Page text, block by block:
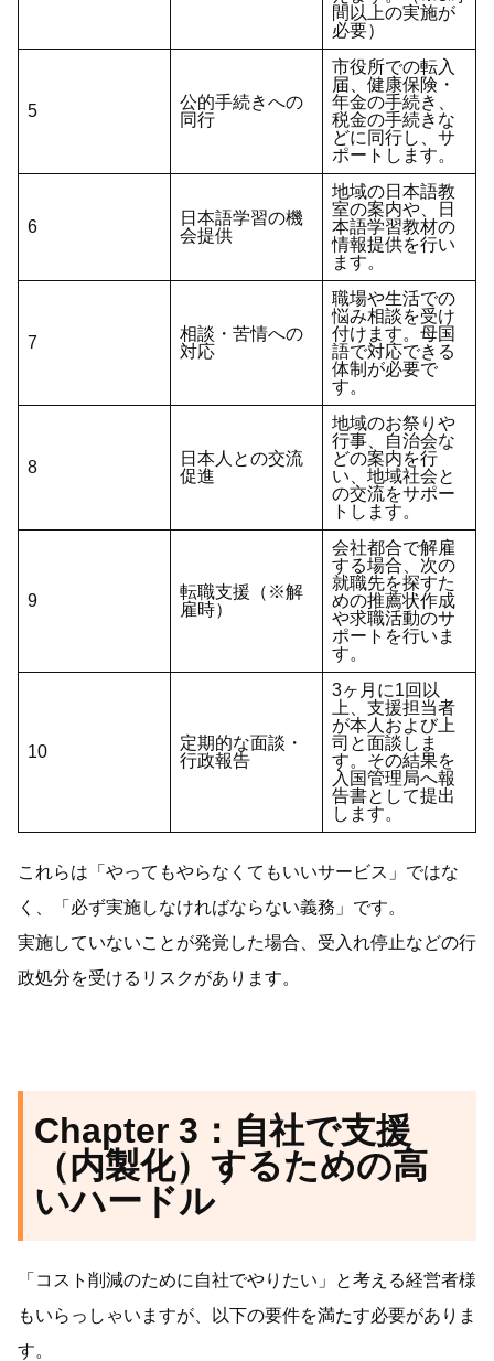
間以上の実施が
必要）
5
公的手続きへの
同行
市役所での転入
届、健康保険・
年金の手続き、
税金の手続きな
どに同行し、サ
ポートします。
6
日本語学習の機
会提供
地域の日本語教
室の案内や、日
本語学習教材の
情報提供を行い
ます。
7
相談・苦情への
対応
職場や生活での
悩み相談を受け
付けます。母国
語で対応できる
体制が必要で
す。
8
日本人との交流
促進
地域のお祭りや
行事、自治会な
どの案内を行
い、地域社会と
の交流をサポー
トします。
9
転職支援（※解
雇時）
会社都合で解雇
する場合、次の
就職先を探すた
めの推薦状作成
や求職活動のサ
ポートを行いま
す。
10
定期的な面談・
行政報告
3ヶ月に1回以
上、支援担当者
が本人および上
司と面談しま
す。その結果を
入国管理局へ報
告書として提出
します。
これらは「やってもやらなくてもいいサービス」ではな
く、「必ず実施しなければならない義務」です。
実施していないことが発覚した場合、受入れ停止などの行
政処分を受けるリスクがあります。
Chapter 3：自社で支援
（内製化）するための高
いハードル
「コスト削減のために自社でやりたい」と考える経営者様
もいらっしゃいますが、以下の要件を満たす必要がありま
す。